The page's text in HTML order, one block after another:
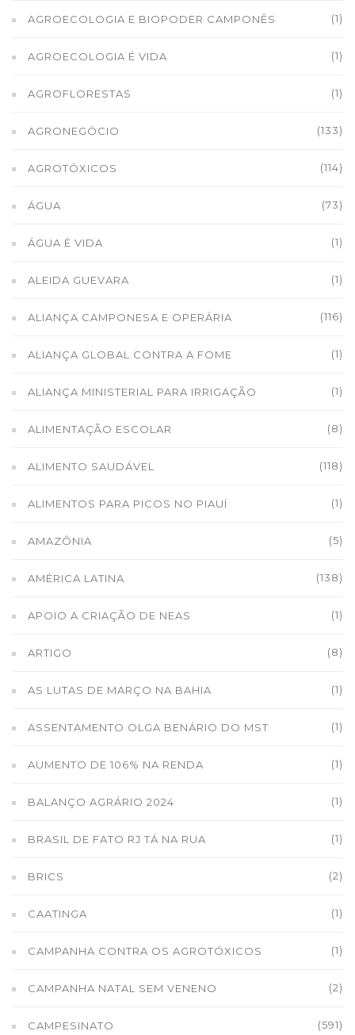
AGROECOLOGIA E BIOPODER CAMPONÊS (1)
AGROECOLOGIA É VIDA (1)
AGROFLORESTAS (1)
AGRONEGÓCIO (133)
AGROTÓXICOS (114)
ÁGUA (73)
ÁGUA É VIDA (1)
ALEIDA GUEVARA (1)
ALIANÇA CAMPONESA E OPERÁRIA (116)
ALIANÇA GLOBAL CONTRA A FOME (1)
ALIANÇA MINISTERIAL PARA IRRIGAÇÃO (1)
ALIMENTAÇÃO ESCOLAR (8)
ALIMENTO SAUDÁVEL (118)
ALIMENTOS PARA PICOS NO PIAUÍ (1)
AMAZÔNIA (5)
AMÉRICA LATINA (138)
APOIO A CRIAÇÃO DE NEAS (1)
ARTIGO (8)
AS LUTAS DE MARÇO NA BAHIA (1)
ASSENTAMENTO OLGA BENÁRIO DO MST (1)
AUMENTO DE 106% NA RENDA (1)
BALANÇO AGRÁRIO 2024 (1)
BRASIL DE FATO RJ TÁ NA RUA (1)
BRICS (2)
CAATINGA (1)
CAMPANHA CONTRA OS AGROTÓXICOS (1)
CAMPANHA NATAL SEM VENENO (2)
CAMPESINATO (591)